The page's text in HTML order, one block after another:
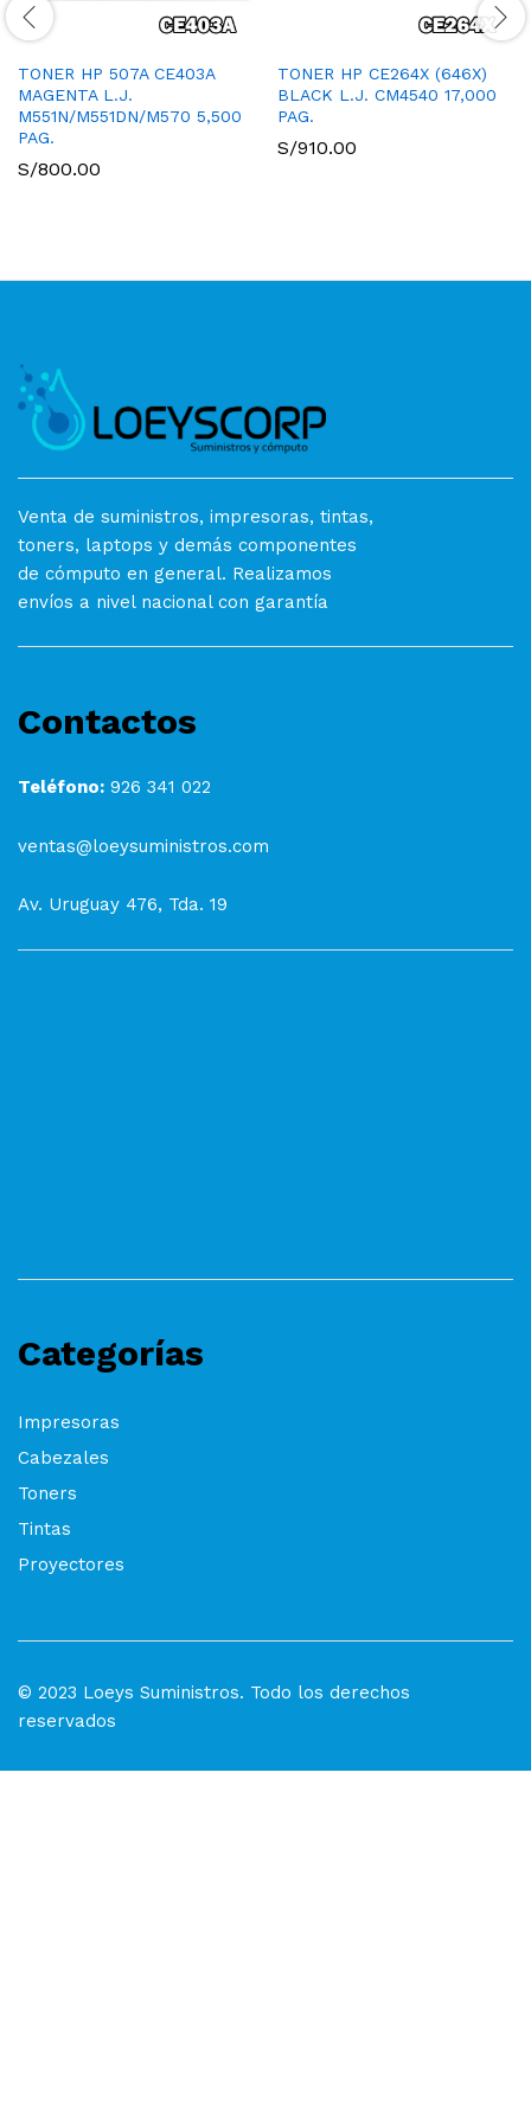
TONER HP 507A CE403A
MAGENTA L.J.
M551N/M551DN/M570 5,500
PAG.
S/800.00
TONER HP CE264X (646X)
BLACK L.J. CM4540 17,000
PAG.
S/910.00
Venta de suministros, impresoras, tintas,
toners, laptops y demás componentes
de cómputo en general. Realizamos
envíos a nivel nacional con garantía
Contactos
Teléfono: 926 341 022
ventas@loeysuministros.com
Av. Uruguay 476, Tda. 19
Categorías
Impresoras
Cabezales
Toners
Tintas
Proyectores
© 2023 Loeys Suministros. Todo los derechos
reservados